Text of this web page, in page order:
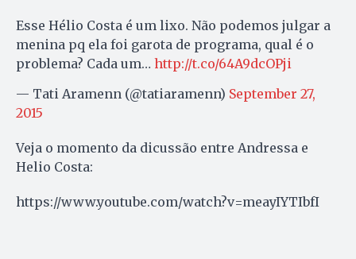
Esse Hélio Costa é um lixo. Não podemos julgar a
menina pq ela foi garota de programa, qual é o
problema? Cada um… http://t.co/64A9dcOPji
— Tati Aramenn (@tatiaramenn) September 27,
2015
Veja o momento da dicussão entre Andressa e
Helio Costa:
https://www.youtube.com/watch?v=meayIYTIbfI